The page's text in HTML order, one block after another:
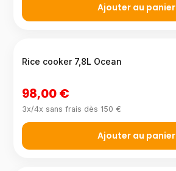
Ajouter au panier
Rice cooker 7,8L Ocean
98,00 €
3x/4x sans frais dès 150 €
Ajouter au panier